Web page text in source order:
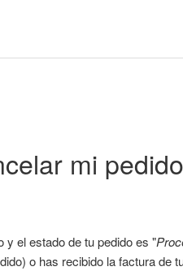
mi
y el estado de tu pedido es "
o has recibido la factura de